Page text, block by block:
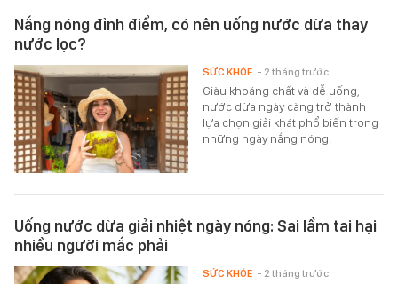
Nắng nóng đỉnh điểm, có nên uống nước dừa thay
nước lọc?
Giàu khoáng chất và dễ uống,
nước dừa ngày càng trở thành
lựa chọn giải khát phổ biến trong
những ngày nắng nóng.
SỨC KHỎE - 2 tháng trước
Uống nước dừa giải nhiệt ngày nóng: Sai lầm tai hại
nhiều người mắc phải
SỨC KHỎE - 2 tháng trước